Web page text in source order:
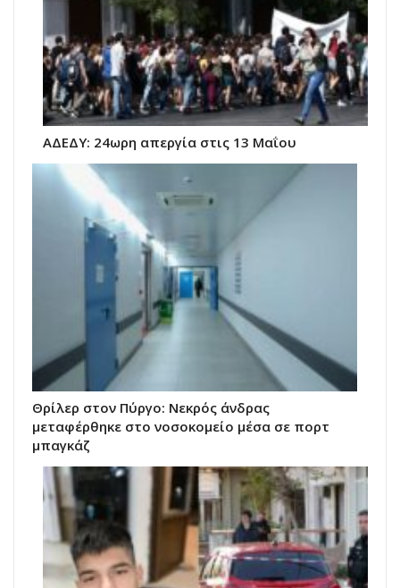
ΑΔΕΔΥ: 24ωρη απεργία στις 13 Μαΐου
Θρίλερ στον Πύργο: Νεκρός άνδρας
μεταφέρθηκε στο νοσοκομείο μέσα σε πορτ
μπαγκάζ